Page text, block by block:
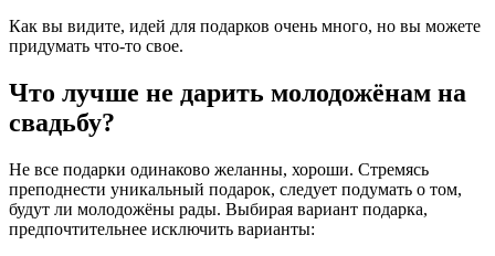
Как вы видите, идей для подарков очень много, но вы можете
придумать что-то свое.
Что лучше не дарить молодожёнам на
свадьбу?
Не все подарки одинаково желанны, хороши. Стремясь
преподнести уникальный подарок, следует подумать о том,
будут ли молодожёны рады. Выбирая вариант подарка,
предпочтительнее исключить варианты: